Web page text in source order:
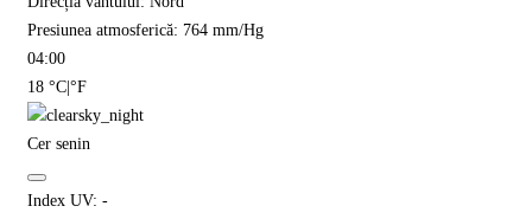
Presiunea atmosferică: 764 mm/Hg
04:00
18 °C °F
Cer senin
Index UV: -